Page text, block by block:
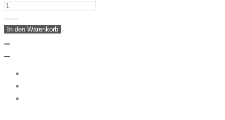
In den Warenkorb